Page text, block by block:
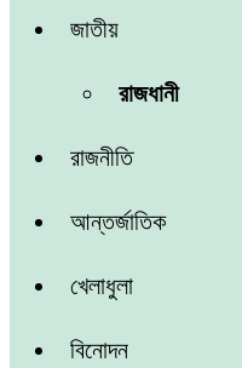
জাতীয়
রাজধানী
রাজনীতি
আন্তর্জাতিক
খেলাধুলা
বিনোদন